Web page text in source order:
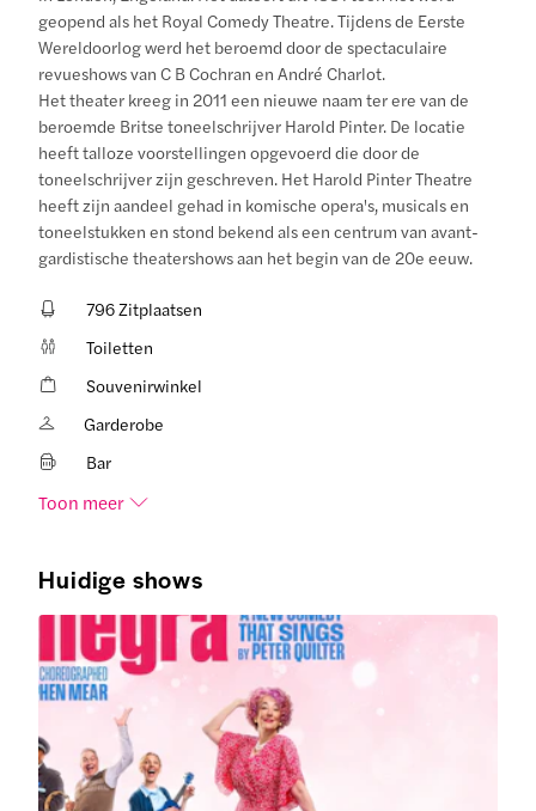
geopend als het Royal Comedy Theatre. Tijdens de Eerste
Wereldoorlog werd het beroemd door de spectaculaire
revueshows van C B Cochran en André Charlot.
Het theater kreeg in 2011 een nieuwe naam ter ere van de
beroemde Britse toneelschrijver Harold Pinter. De locatie
heeft talloze voorstellingen opgevoerd die door de
toneelschrijver zijn geschreven. Het Harold Pinter Theatre
heeft zijn aandeel gehad in komische opera's, musicals en
toneelstukken en stond bekend als een centrum van avant-
gardistische theatershows aan het begin van de 20e eeuw.
796 Zitplaatsen
Toiletten
Souvenirwinkel
Garderobe
Bar
Toon meer
Huidige shows